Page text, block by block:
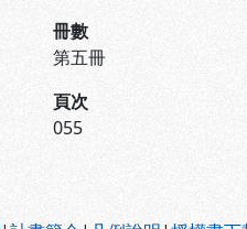
冊數
第五冊
頁次
055